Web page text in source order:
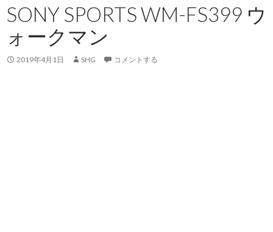
SONY SPORTS WM-FS399 ウ
ォークマン
2019年4月1日 SHG コメントする